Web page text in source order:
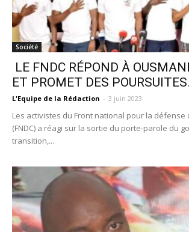
Société
LE FNDC RÉPOND À
ET PROMET DES
L'Equipe de la Rédaction - 3 juin 2023
Les activistes du Front national pour la défense
(FNDC) a réagi sur la sortie du porte-parole du
transition,...